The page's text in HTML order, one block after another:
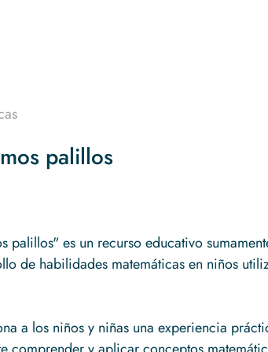
palillos
palillos" es un recurso educativo
de habilidades matemáticas en niños
a los niños y niñas una experiencia